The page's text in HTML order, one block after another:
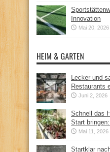
Innovation
Mai 20, 2026
HEIM & GARTEN
Lecker und
Restaurants
Juni 2, 2026
Schnell das
Start
Mai 11, 2026
Startklar